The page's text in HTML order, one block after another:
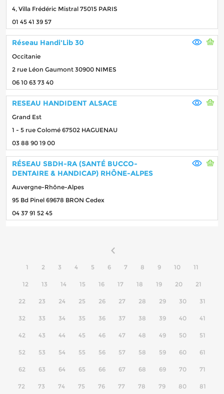
4, Villa Frédéric Mistral 75015 PARIS
01 45 41 39 57
Réseau Handi'Lib 30
Occitanie
2 rue Léon Gaumont 30900 NIMES
06 10 63 73 40
RESEAU HANDIDENT ALSACE
Grand Est
1 - 5 rue Colomé 67502 HAGUENAU
03 88 90 19 00
RÉSEAU SBDH-RA (SANTÉ BUCCO-
DENTAIRE & HANDICAP) RHÔNE-ALPES
Auvergne-Rhône-Alpes
95 Bd Pinel 69678 BRON Cedex
04 37 91 52 45
1 2 3 4 5 6 7 8 9 10 11
12 13 14 15 16 17 18 19 20 21
22 23 24 25 26 27 28 29 30 31
32 33 34 35 36 37 38 39 40 41
42 43 44 45 46 47 48 49 50 51
52 53 54 55 56 57 58 59 60 61
62 63 64 65 66 67 68 69 70 71
72 73 74 75 76 77 78 79 80 81